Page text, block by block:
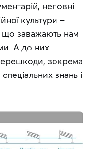
неповні
культури –
що заважають нам
А до них
зокрема
знань і